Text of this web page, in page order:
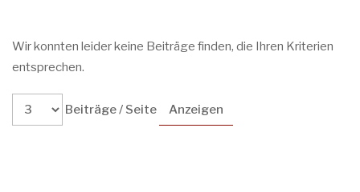
Wir konnten leider keine Beiträge finden, die Ihren Kriterien
entsprechen.
Beiträge / Seite